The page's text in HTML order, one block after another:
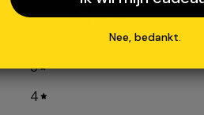
/ 52 avis
5
4
Nee, bedankt.